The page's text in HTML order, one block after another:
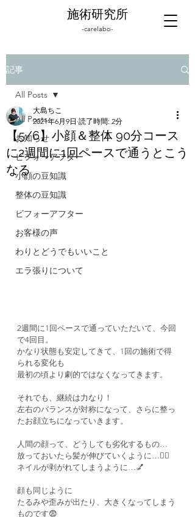
施術研究所
-carelabo-
記事
All Posts
お知らせ
ビフォーアフター
小顔の豆知識
整体の豆知識
ビフォーアフター
お客様の声
わりとどうでもいいこと
エラ張りについて
All Posts
【5/6】小顔＆整体 90分コース
に2週間に1回ペースで通うとこう
なる
大島ちこ
2021年6月9日 読了時間: 2分
2週間に1回ペースで通っていただいて、今回
で4回目。
かなり状態も安定してきて、1回の施術で得
られる変化も
最初の頃より劇的ではなくなってきます。
それでも、継続は力なり！
左右のバランスが対称になって、さらに整っ
たお顔立ちになっていきます。
人間の顔って、どうしても劣化するもの…
放っておいたら髪が伸びていくように…💇‍♀️
ネイルが剥がれてしまうように…💅
顔も同じように
たるみや歪みが出たり、大きくなってしまう
ものです😨